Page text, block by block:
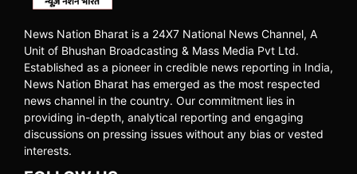
News Nation Bharat is a 24X7 National News Channel, A
Unit of Bhushan Broadcasting & Mass Media Pvt Ltd.
Established as a pioneer in credible news reporting in India,
News Nation Bharat has emerged as the most respected
news channel in the country. Our commitment lies in
providing in-depth, analytical reporting and engaging
discussions on pressing issues without any bias or vested
interests.